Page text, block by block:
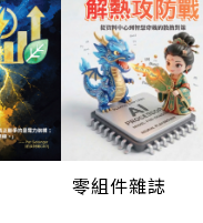
零組件雜誌